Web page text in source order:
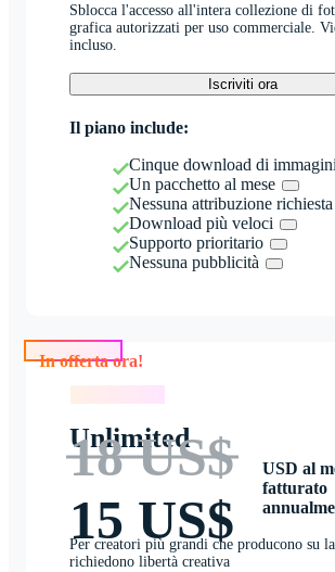
Sblocca l'accesso all'intera collezione di
grafica autorizzati per uso commerciale.
incluso.
Iscriviti ora
Il piano include:
Cinque download di
Un pacchetto al mese
Nessuna attribuzione richiesta
Download più veloci
Supporto prioritario
Nessuna pubblicità
Unlimited
18 US$
15 US$
USD al
fatturato
Per creatori più grandi che producono su
richiedono libertà creativa